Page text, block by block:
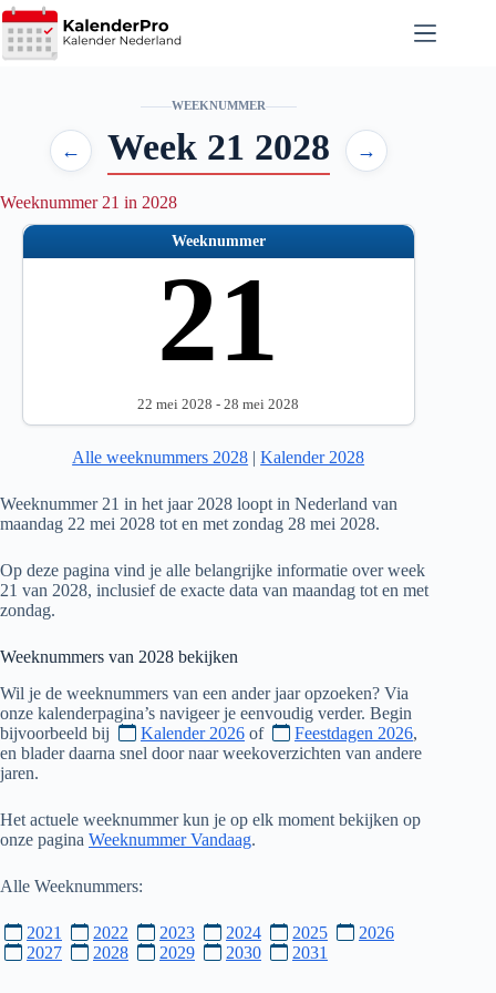
Ga
naar
de
WEEKNUMMER
← Week 21 2028 →
Weeknummer 21 in 2028
Weeknummer
21
22 mei 2028 - 28 mei 2028
Alle weeknummers 2028 |Kalender 2028
Weeknummer 21 in het jaar 2028 loopt in Nederland van
maandag 22 mei 2028 tot en met zondag 28 mei 2028.
Op deze pagina vind je alle belangrijke informatie over week
21 van 2028, inclusief de exacte data van maandag tot en met
zondag.
Weeknummers van 2028 bekijken
Wil je de weeknummers van een ander jaar opzoeken? Via
onze kalenderpagina’s navigeer je eenvoudig verder. Begin
bijvoorbeeld bij
Kalender 2026 of Feestdagen 2026,
en blader daarna snel door naar weekoverzichten van andere
jaren.
Het actuele weeknummer kun je op elk moment bekijken op
onze pagina Weeknummer Vandaag.
Alle Weeknummers:
2021 2022 2023 2024 2025
2026
2027
2028 2029 2030 2031